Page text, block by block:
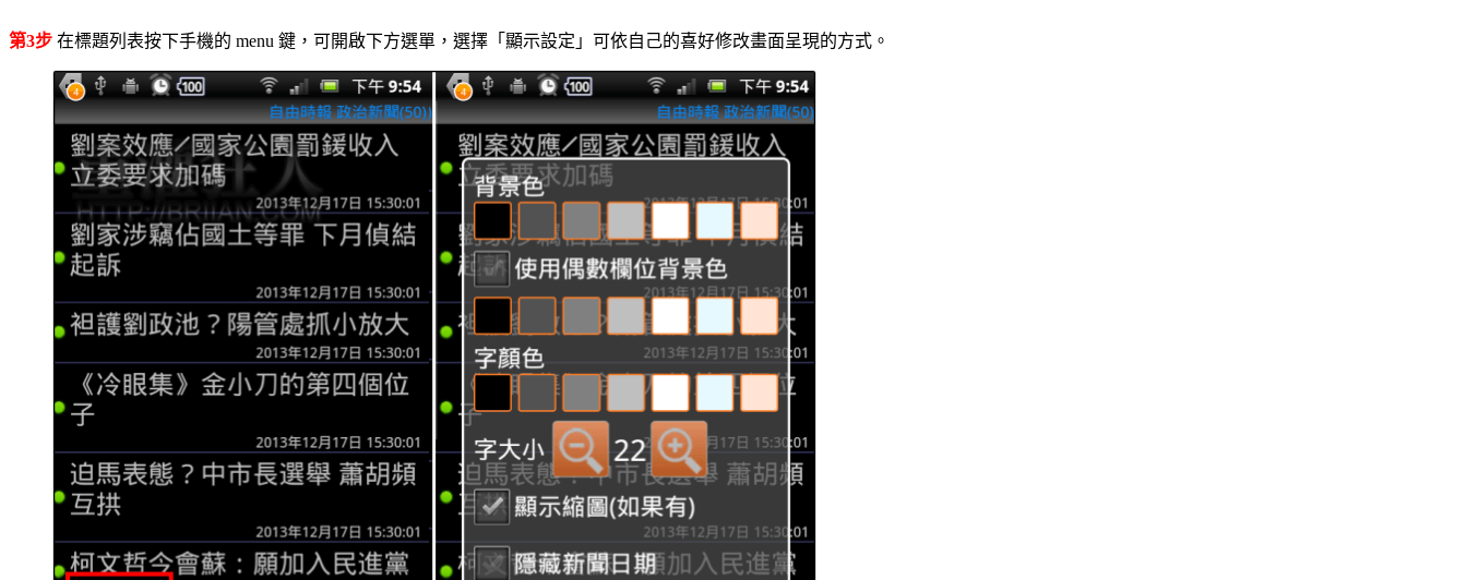
第3步 在標題列表按下手機的 menu 鍵，可開啟下方選單，選擇「顯示設定」可依自己的喜好修改畫面呈現的方式。